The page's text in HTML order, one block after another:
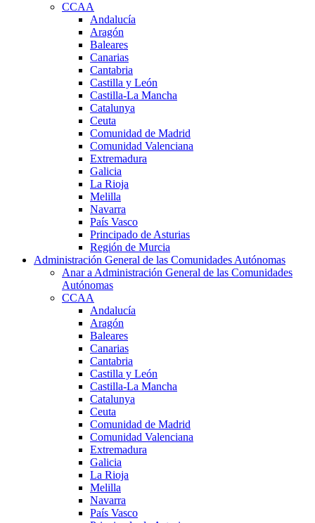
CCAA
Andalucía
Aragón
Baleares
Canarias
Cantabria
Castilla y León
Castilla-La Mancha
Catalunya
Ceuta
Comunidad de Madrid
Comunidad Valenciana
Extremadura
Galicia
La Rioja
Melilla
Navarra
País Vasco
Principado de Asturias
Región de Murcia
Administración General de las Comunidades Autónomas
Anar a Administración General de las Comunidades
Autónomas
CCAA
Andalucía
Aragón
Baleares
Canarias
Cantabria
Castilla y León
Castilla-La Mancha
Catalunya
Ceuta
Comunidad de Madrid
Comunidad Valenciana
Extremadura
Galicia
La Rioja
Melilla
Navarra
País Vasco